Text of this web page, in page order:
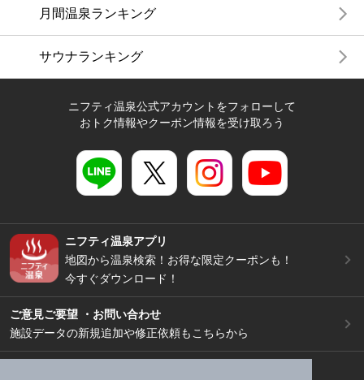
月間温泉ランキング
サウナランキング
ニフティ温泉公式アカウントをフォローして
おトク情報やクーポン情報を受け取ろう
ニフティ温泉アプリ
地図から温泉検索！お得な限定クーポンも！
今すぐダウンロード！
ご意見ご要望 ・お問い合わせ
施設データの新規追加や修正依頼もこちらから